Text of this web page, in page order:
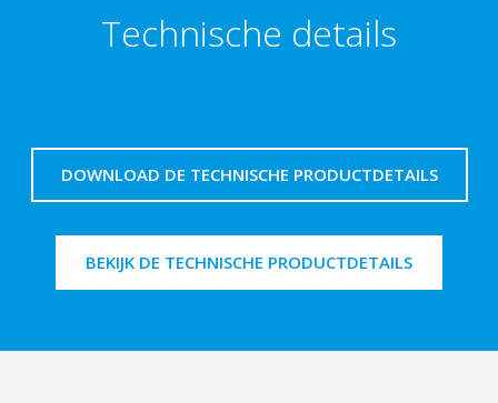
Technische details
DOWNLOAD DE TECHNISCHE PRODUCTDETAILS
BEKIJK DE TECHNISCHE PRODUCTDETAILS